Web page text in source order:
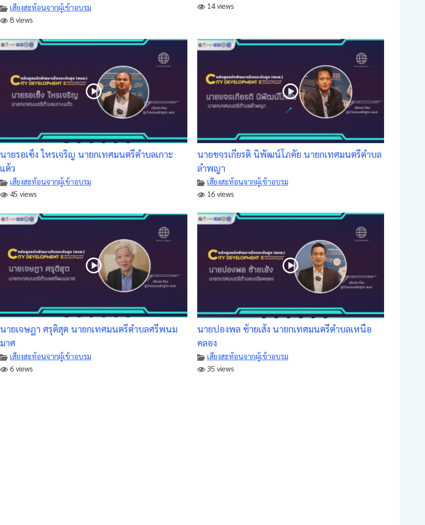
เสียงสะท้อนจากผู้เข้าอบรม
8 views
14 views
นายรอเซ็ง ไหรเจริญ นายกเทศมนตรีตำบลเกาะ
แต้ว
เสียงสะท้อนจากผู้เข้าอบรม
45 views
นายขจรเกียรติ นิพัฒน์โภคัย นายกเทศมนตรีตำบล
ลำพญา
เสียงสะท้อนจากผู้เข้าอบรม
16 views
นายเจษฎา ศรุติสุต นายกเทศมนตรีตำบลศรีพนม
มาศ
เสียงสะท้อนจากผู้เข้าอบรม
6 views
นายปองพล ซ้ายเส้ง นายกเทศมนตรีตำบลเหนือ
คลอง
เสียงสะท้อนจากผู้เข้าอบรม
35 views